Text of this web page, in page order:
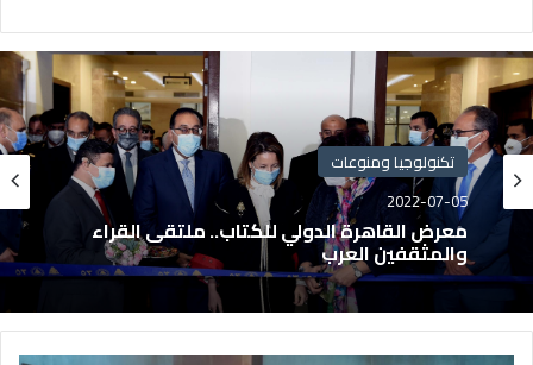
تكنولوجيا ومنوعات
2022-07-05
معرض القاهرة الدولي للكتاب.. ملتقى القراء
والمثقفين العرب